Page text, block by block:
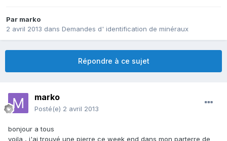
Par marko
2 avril 2013 dans Demandes d' identification de minéraux
Répondre à ce sujet
marko
Posté(e) 2 avril 2013
bonjour a tous
voila , j'ai trouvé une pierre ce week end dans mon parterre de